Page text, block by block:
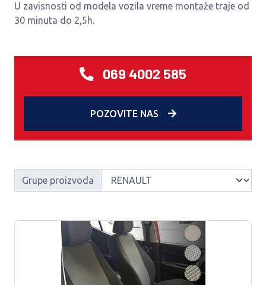
U zavisnosti od modela vozila vreme montaže traje od
30 minuta do 2,5h.
069 4002 585
POZOVITE NAS
Grupe proizvoda